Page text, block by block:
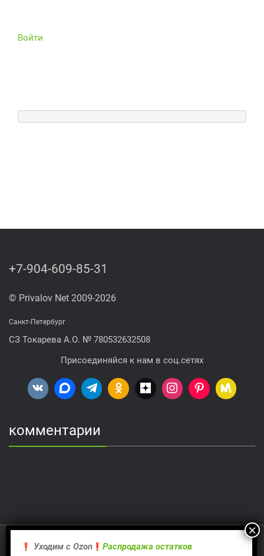
Войти
+7-904-609-85-31
© Privalov Net 2009-2026
Санкт-Петербург
СЗ Токарева А.О. № 780532632508
Присоединяйся к нам в соц.сетях
комментарии
Proudly powered by WordPress| Theme:Ramboby Webriti
Уходим с Оzon Распродажа остатков